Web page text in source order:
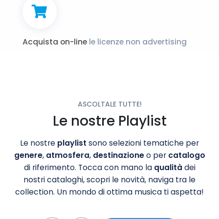
Acquista on-line le licenze non advertising
ASCOLTALE TUTTE!
Le nostre Playlist
Le nostre playlist sono selezioni tematiche per
genere, atmosfera, destinazioneo per catalogo
di riferimento. Tocca con mano la qualità dei
nostri cataloghi, scopri le novità, naviga tra le
collection. Un mondo di ottima musica ti aspetta!